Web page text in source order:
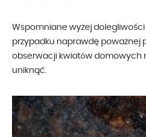
Wspomniane wyżej
przypadku naprawdę poważnej
obserwacji kwiatów domowych
uniknąć.